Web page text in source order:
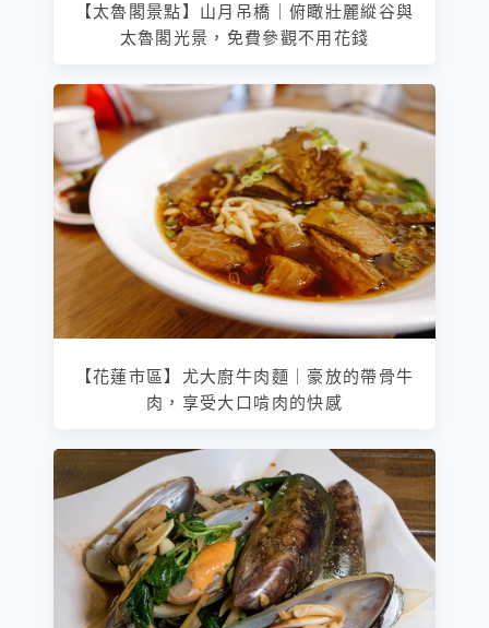
【太魯閣景點】山月吊橋｜俯瞰壯麗縱谷與
太魯閣光景，免費參觀不用花錢
【花蓮市區】尤大廚牛肉麵｜豪放的帶骨牛
肉，享受大口啃肉的快感